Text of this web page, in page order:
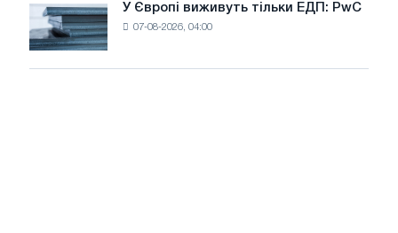
трамвайних
колій
Москви
і
Європі
виживуть
тільки
У Європі виживуть тільки ЕДП: PwC
07-08-2026, 04:00